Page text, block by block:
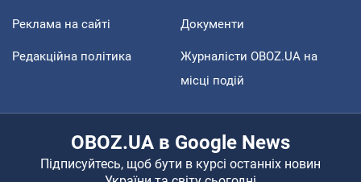
Реклама на сайті Документи
Редакційна політика
Журналісти OBOZ.UA на
місці подій
OBOZ.UA в Google News
Підписуйтесь, щоб бути в курсі останніх новин